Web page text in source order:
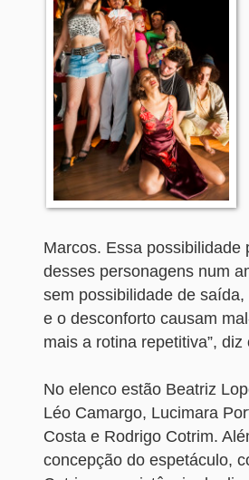
Marcos. Essa
desses personagens num
sem possibilidade de
e o desconforto causam
mais a rotina repetitiva”, diz
No elenco estão Beatriz
Léo Camargo, Lucimara
Costa e Rodrigo Cotrim.
concepção do espetáculo,